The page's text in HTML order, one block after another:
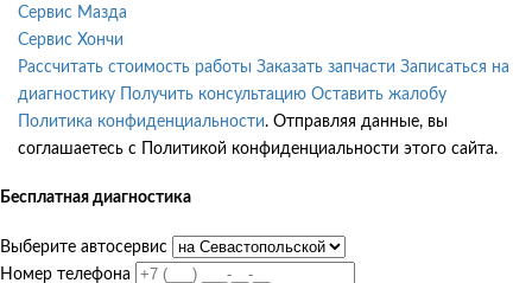
Сервис Мазда
Сервис Хончи
Рассчитать стоимость работы Заказать запчасти Записаться на
диагностику
Получить консультацию Оставить жалобу
Политика конфиденциальности. Отправляя данные, вы
соглашаетесь с Политикой конфиденциальности этого сайта.
Бесплатная диагностика
Выберите автосервис
Номер телефона